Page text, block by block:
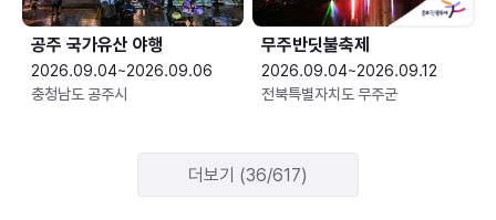
공주 국가유산 야행
2026.09.04~2026.09.06
충청남도 공주시
무주반딧불축제
2026.09.04~2026.09.12
전북특별자치도 무주군
더보기 (36/617)